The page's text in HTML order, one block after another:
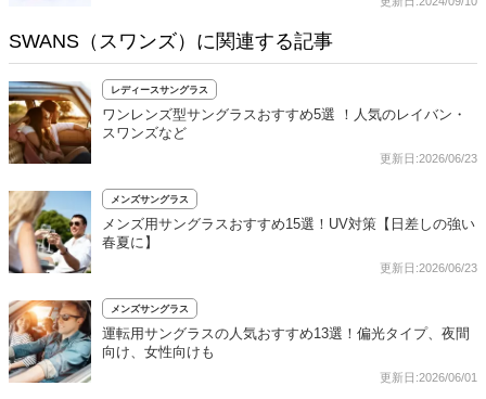
SWANS（スワンズ）に関連する記事
レディースサングラス
ワンレンズ型サングラスおすすめ5選 ！人気のレイバン・
スワンズなど
更新日:2026/06/23
メンズサングラス
メンズ用サングラスおすすめ15選！UV対策【日差しの強い
春夏に】
更新日:2026/06/23
メンズサングラス
運転用サングラスの人気おすすめ13選！偏光タイプ、夜間
向け、女性向けも
更新日:2026/06/01